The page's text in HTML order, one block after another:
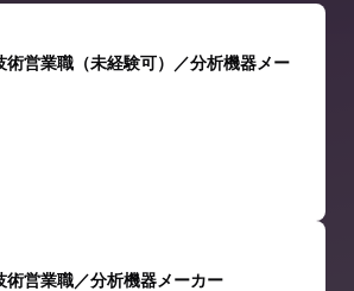
術営業職（未経験可）／分析機器メー
術営業職／分析機器メーカー